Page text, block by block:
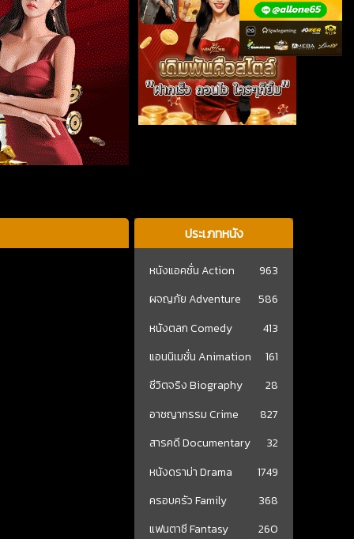
ประเภทหนัง
หนังแอคชั่น Action
963
ผจญภัย Adventure
586
หนังตลก Comedy
413
แอนนิเมชั่น Animation
161
ชีวิตจริง Biography
28
อาชญากรรม Crime
827
สารคดี Documentary
32
หนังดราม่า Drama
1749
ครอบครัว Family
368
แฟนตาซี Fantasy
260